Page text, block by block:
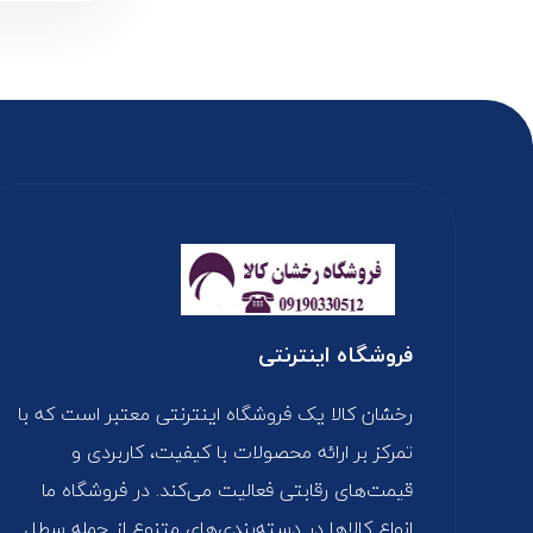
فروشگاه اینترنتی
رخشان کالا یک فروشگاه اینترنتی معتبر است که با
تمرکز بر ارائه محصولات با کیفیت، کاربردی و
قیمت‌های رقابتی فعالیت می‌کند. در فروشگاه ما